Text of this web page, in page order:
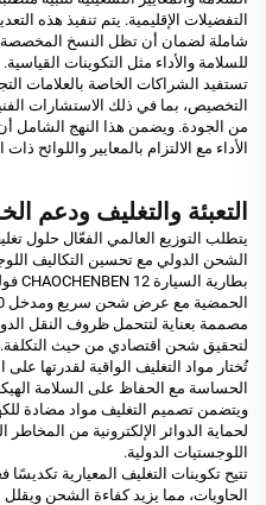
التفضيلات الإقليمية. يتم تنفيذ هذه
شاملة لضمان أن تظل النسخ المخصصة
للسلامة والأداء مثل التكوينات القياسية.
تستفيد الشراكات الخاصة بالعلامات
التخصيص، بما في ذلك الاستشارات
من الجودة. ويضمن هذا النهج الشامل
الأداء مع الالتزام بالمعايير واللوائح ذات
التعبئة والتغليف ودعم
يتطلب التوزيع العالمي الفعّال حلول
الشحن الدولي مع تحسين التكاليف
مصممة بعناية لتتحمل ظروف النقل
لتحقيق شحن اقتصادي من حيث التكلفة.
تُختار مواد التغليف الواقية لقدرتها
الحساسة مع الحفاظ على السلامة
ويتضمن تصميم التغليف مواد مضادة
لحماية الدوائر الإلكترونية من المخاطر
اللوجستيات الدولية.
تتيح تكوينات التغليف المعيارية
الحاويات، مما يزيد كفاءة الشحن